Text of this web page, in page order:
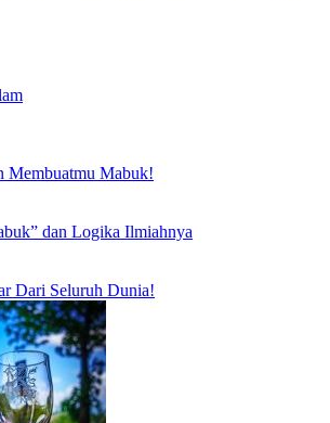
Membuatmu Mabuk!
dan Logika Ilmiahnya
Dari Seluruh Dunia!